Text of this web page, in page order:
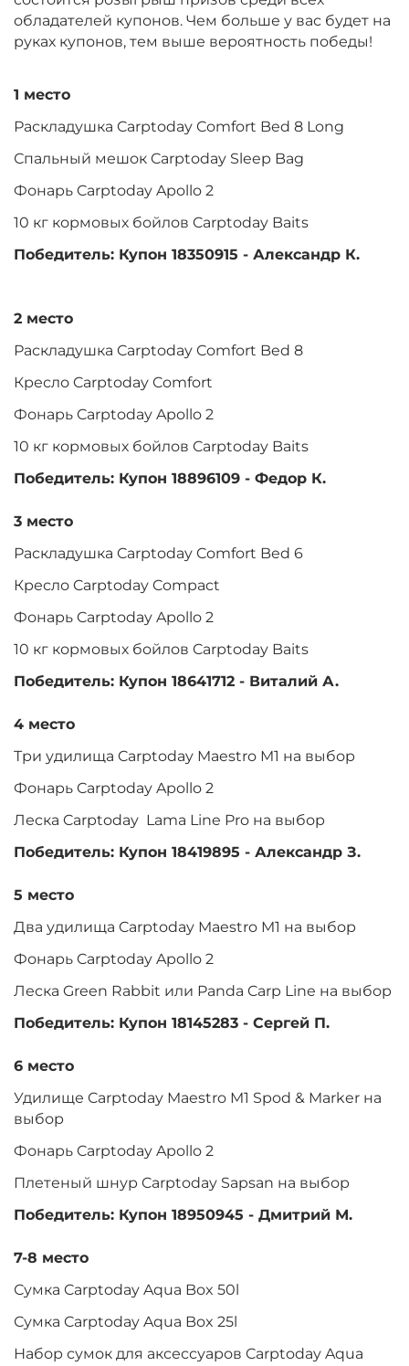
обладателей купонов. Чем больше у вас будет на
руках купонов, тем выше вероятность победы!
1 место
Раскладушка Carptoday Comfort Bed 8 Long
Спальный мешок Carptoday Sleep Bag
Фонарь Carptoday Apollo 2
10 кг кормовых бойлов Carptoday Baits
Победитель: Купон 18350915 - Александр К.
2 место
Раскладушка Carptoday Comfort Bed 8
Кресло Carptoday Comfort
Фонарь Carptoday Apollo 2
10 кг кормовых бойлов Carptoday Baits
Победитель: Купон 18896109 - Федор К.
3 место
Раскладушка Carptoday Comfort Bed 6
Кресло Carptoday Compact
Фонарь Carptoday Apollo 2
10 кг кормовых бойлов Carptoday Baits
Победитель: Купон 18641712 - Виталий А.
4 место
Три удилища Carptoday Maestro M1 на выбор
Фонарь Carptoday Apollo 2
Леска Carptoday Lama Line Pro на выбор
Победитель: Купон 18419895 - Александр З.
5 место
Два удилища Carptoday Maestro M1 на выбор
Фонарь Carptoday Apollo 2
Леска Green Rabbit или Panda Carp Line на выбор
Победитель: Купон 18145283 - Сергей П.
6 место
Удилище Carptoday Maestro M1 Spod & Marker на
выбор
Фонарь Carptoday Apollo 2
Плетеный шнур Carptoday Sapsan на выбор
Победитель: Купон 18950945 - Дмитрий М.
7-8 место
Сумка Carptoday Aqua Box 50l
Сумка Carptoday Aqua Box 25l
Набор сумок для аксессуаров Carptoday Aqua